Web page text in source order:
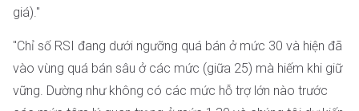
giá)."
"Chỉ số RSI đang dưới ngưỡng quá bán ở mức 30 và hiện đã
vào vùng quá bán sâu ở các mức (giữa 25) mà hiếm khi giữ
vững. Dường như không có các mức hỗ trợ lớn nào trước